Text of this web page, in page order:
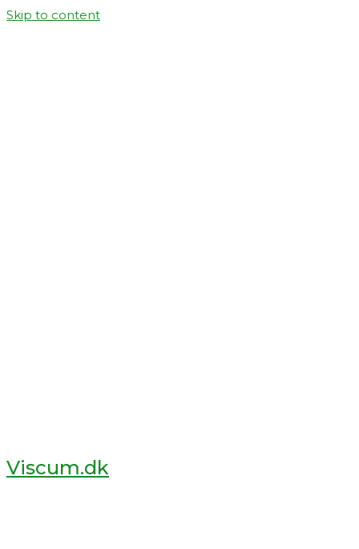
Skip to content
Viscum.dk